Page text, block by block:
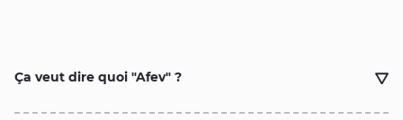
Ça veut dire quoi "Afev" ?